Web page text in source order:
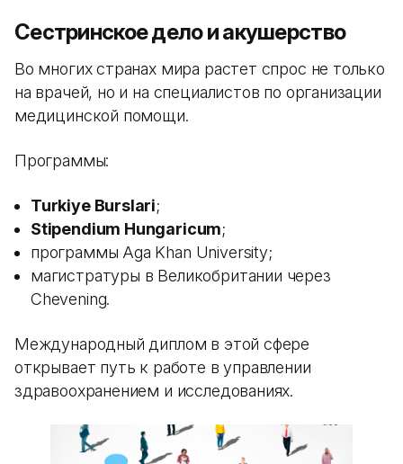
Сестринское дело и акушерство
Во многих странах мира растет спрос не только
на врачей, но и на специалистов по организации
медицинской помощи.
Программы:
Turkiye Burslari;
Stipendium Hungaricum;
программы Aga Khan University;
магистратуры в Великобритании через
Chevening.
Международный диплом в этой сфере
открывает путь к работе в управлении
здравоохранением и исследованиях.